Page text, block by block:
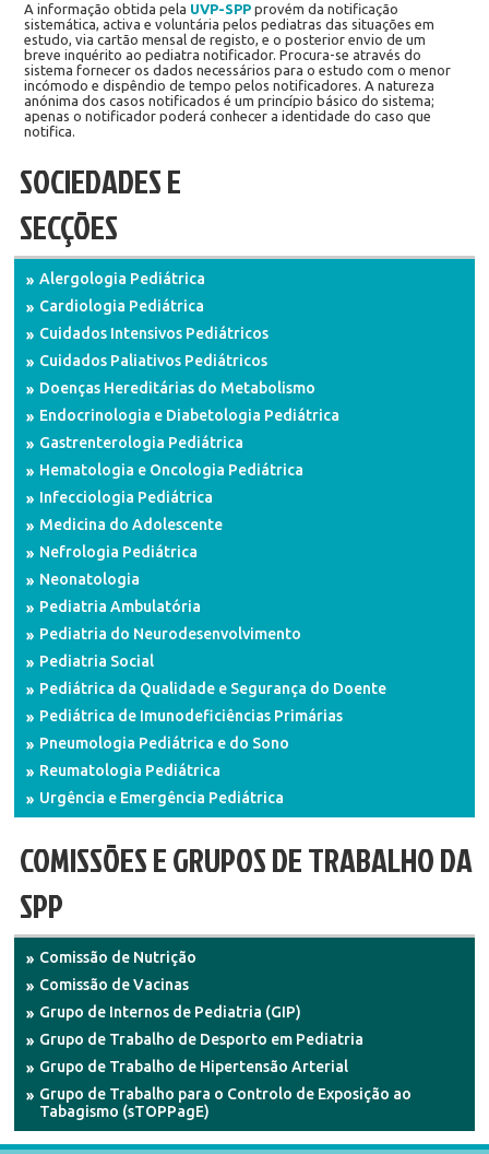
A informação obtida pela UVP-SPPprovém da notificação
sistemática, activa e voluntária pelos pediatras das situações em
estudo, via cartão mensal de registo, e o posterior envio de um
breve inquérito ao pediatra notificador. Procura-se através do
sistema fornecer os dados necessários para o estudo com o menor
incómodo e dispêndio de tempo pelos notificadores. A natureza
anónima dos casos notificados é um princípio básico do sistema;
apenas o notificador poderá conhecer a identidade do caso que
notifica.
SOCIEDADES E
SECÇÕES
Alergologia Pediátrica
Cardiologia Pediátrica
Cuidados Intensivos Pediátricos
Cuidados Paliativos Pediátricos
Doenças Hereditárias do Metabolismo
Endocrinologia e Diabetologia Pediátrica
Gastrenterologia Pediátrica
Hematologia e Oncologia Pediátrica
Infecciologia Pediátrica
Medicina do Adolescente
Nefrologia Pediátrica
Neonatologia
Pediatria Ambulatória
Pediatria do Neurodesenvolvimento
Pediatria Social
Pediátrica da Qualidade e Segurança do Doente
Pediátrica de Imunodeficiências Primárias
Pneumologia Pediátrica e do Sono
Reumatologia Pediátrica
Urgência e Emergência Pediátrica
COMISSÕES E GRUPOS DE TRABALHO DA
SPP
Comissão de Nutrição
Comissão de Vacinas
Grupo de Internos de Pediatria (GIP)
Grupo de Trabalho de Desporto em Pediatria
Grupo de Trabalho de Hipertensão Arterial
Grupo de Trabalho para o Controlo de Exposição ao
Tabagismo (sTOPPagE)